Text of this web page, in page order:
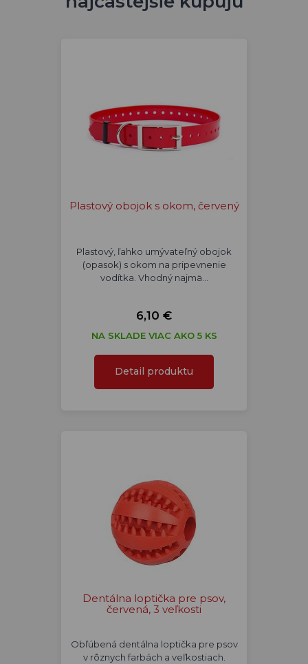
Plastový obojok s okom, červený
Plastový, ľahko umývateľný obojok
(opasok) s okom na pripevnenie
vodítka. Vhodný najmä…
6,10 €
NA SKLADE VIAC AKO 5 KS
Detail produktu
Dentálna loptička pre psov,
červená, 3 veľkosti
Obľúbená dentálna loptička pre psov
v rôznych farbách a veľkostiach.